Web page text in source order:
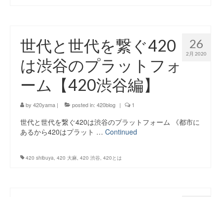
26
2月 2020
世代と世代を繋ぐ420
は渋谷のプラットフォ
ーム【420渋谷編】
by 420yama | posted in: 420blog | 1
世代と世代を繋ぐ420は渋谷のプラットフォーム 《都市に
あるから420はプラット … Continued
420 shibuya 420 大麻 420 渋谷 420とは